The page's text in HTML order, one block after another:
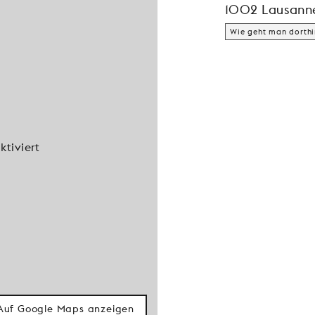
Google Maps anzeigen
1002
Wie geht man